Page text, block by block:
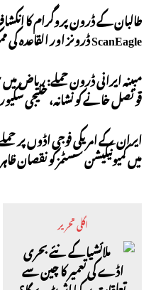
ScanEagle ڈرونز اور القاعدہ کی ممکنہ تکنیکی مدد
مبینہ ایرانی ڈرون حملے: ریاض
قونصل خانے کو نشانہ، خلیجی
ایران کے امریکی فوجی اڈوں پر
میں کمیونیکیشن سسٹمز کو نقصان ظاہر
اگلی تحریر